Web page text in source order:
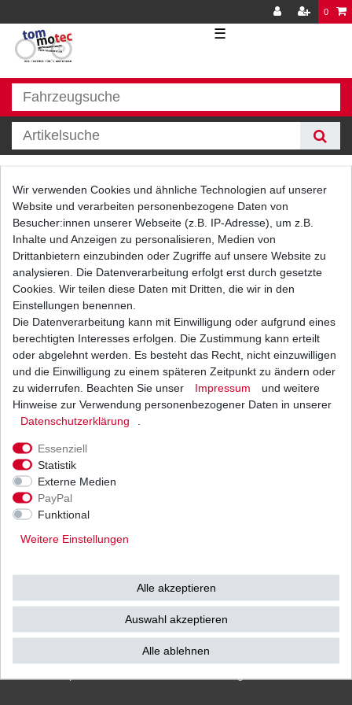
0
☰
Luftfilter
Filter
Versand
Ab einem Warenwert von
vereinbaren!
)
Wir verwenden Cookies und ähnliche Technologien auf unserer
Website und verarbeiten personenbezogene Daten von
Besucher:innen unserer Webseite (z.B. IP-Adresse), um z.B.
Inhalte und Anzeigen zu personalisieren, Medien von
Drittanbietern einzubinden oder Zugriffe auf unsere Website zu
analysieren. Die Datenverarbeitung erfolgt erst durch gesetzte
Cookies. Wir teilen diese Daten mit Dritten, die wir in den
Einstellungen benennen.
Die Datenverarbeitung kann mit Einwilligung oder aufgrund eines
berechtigten Interesses erfolgen. Die Zustimmung kann erteilt
oder abgelehnt werden. Es besteht das Recht, nicht einzuwilligen
und die Einwilligung zu einem späteren Zeitpunkt zu ändern oder
zu widerrufen. Beachten Sie unser
Impressum
und weitere
Hinweise zur Verwendung personenbezogener Daten in unserer
Daten­schutz­erklärung
Essenziell
Statistik
Externe Medien
PayPal
Funktional
Weitere Einstellungen
Alle akzeptieren
Auswahl akzeptieren
Alle ablehnen